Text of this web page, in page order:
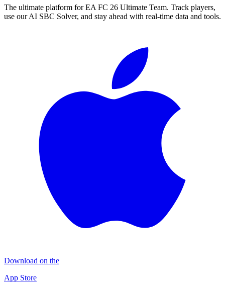
The ultimate platform for EA FC 26 Ultimate Team. Track players,
use our AI SBC Solver, and stay ahead with real-time data and tools.
Download on the
App Store